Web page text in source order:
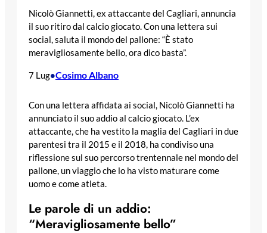
Nicolò Giannetti, ex attaccante del Cagliari, annuncia
il suo ritiro dal calcio giocato. Con una lettera sui
social, saluta il mondo del pallone: “È stato
meravigliosamente bello, ora dico basta”.
7 Lug•Cosimo Albano
Con una lettera affidata ai social, Nicolò Giannetti ha
annunciato il suo addio al calcio giocato. L’ex
attaccante, che ha vestito la maglia del Cagliari in due
parentesi tra il 2015 e il 2018, ha condiviso una
riflessione sul suo percorso trentennale nel mondo del
pallone, un viaggio che lo ha visto maturare come
uomo e come atleta.
Le parole di un addio:
“Meravigliosamente bello”